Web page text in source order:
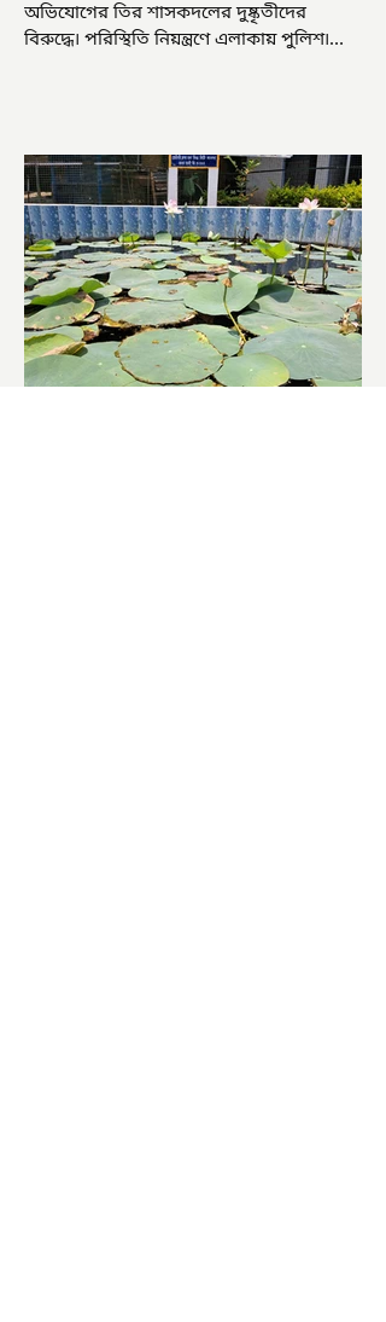
অভিযোগের তির শাসকদলের দুষ্কৃতীদের
বিরুদ্ধে৷ পরিস্থিতি নিয়ন্ত্রণে এলাকায় পুলিশ৷